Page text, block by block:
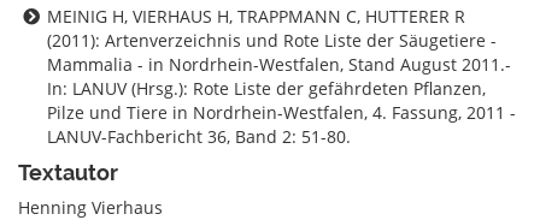
MEINIG H, VIERHAUS H, TRAPPMANN C, HUTTERER R
(2011): Artenverzeichnis und Rote Liste der Säugetiere -
Mammalia - in Nordrhein-Westfalen, Stand August 2011.-
In: LANUV (Hrsg.): Rote Liste der gefährdeten Pflanzen,
Pilze und Tiere in Nordrhein-Westfalen, 4. Fassung, 2011 -
LANUV-Fachbericht 36, Band 2: 51-80.
Textautor
Henning Vierhaus